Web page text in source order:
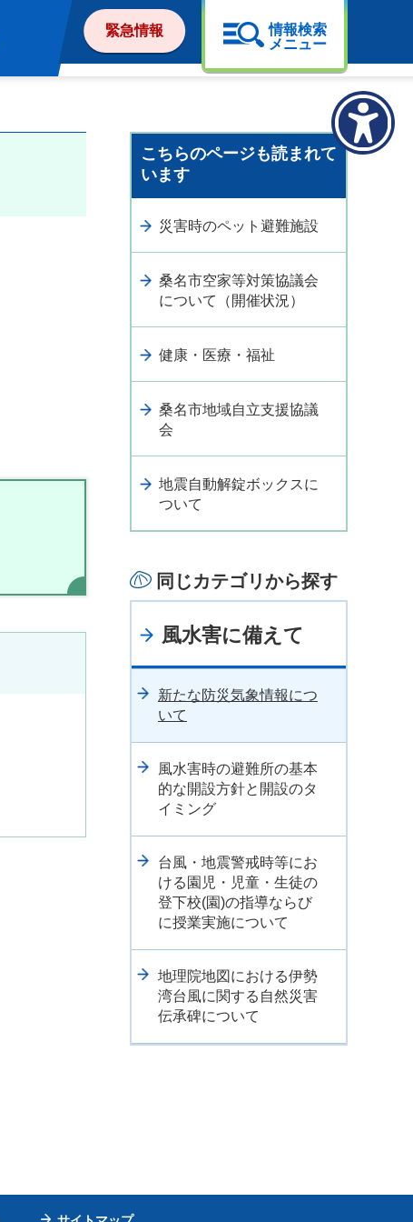
緊急情報
情報検索
メニュー
こちらのページも読まれて
います
災害時のペット避難施設
桑名市空家等対策協議会
について（開催状況）
健康・医療・福祉
桑名市地域自立支援協議
会
地震自動解錠ボックスに
ついて
同じカテゴリから探す
風水害に備えて
新たな防災気象情報につ
いて
風水害時の避難所の基本
的な開設方針と開設のタ
イミング
台風・地震警戒時等にお
ける園児・児童・生徒の
登下校(園)の指導ならび
に授業実施について
地理院地図における伊勢
湾台風に関する自然災害
伝承碑について